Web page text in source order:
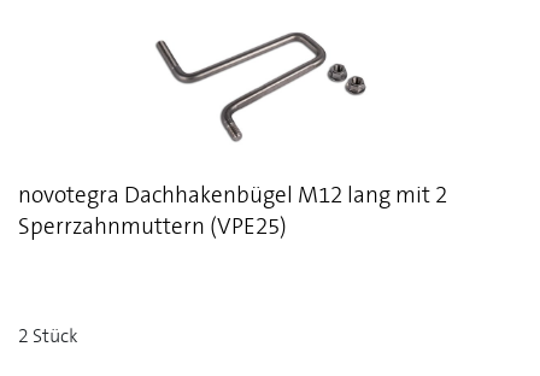
novotegra Dachhakenbügel M12 lang mit 2
Sperrzahnmuttern (VPE25)
2 Stück